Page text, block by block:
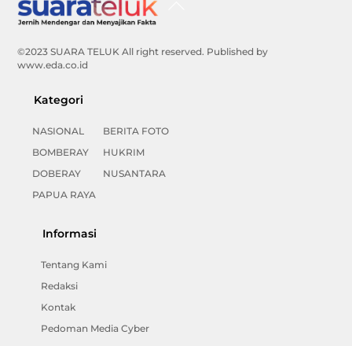
©2023 SUARA TELUK All right reserved. Published by
www.eda.co.id
Kategori
NASIONAL
BOMBERAY
DOBERAY
PAPUA RAYA
BERITA FOTO
HUKRIM
NUSANTARA
Informasi
Tentang Kami
Redaksi
Kontak
Pedoman Media Cyber